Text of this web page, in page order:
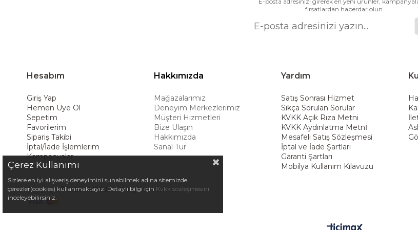
fırsatlardan haberdar olun.
Hesabım
Giriş Yap
Hemen Üye Ol
Sepetim
Favorilerim
Sipariş Takibi
İptal/İade İşlemlerim
Kampanyalar
Hakkımızda
Mağazalarımız
Deneyim Merkezlerimiz
Müşteri Hizmetleri
Bize Ulaşın
Hakkımızda
Sanal Tur
Yardım
Satış Sonrası Hizmet
Sıkça Sorulan Sorular
KVKK Açık Rıza Metni
KVKK Aydınlatma Metnİ
Mesafeli Satış Sözleşmesi
İptal ve İade Şartları
Garanti Şartları
Mobilya Kullanım Kılavuzu
Copyright© 2025 ASHLEY All rights reserved.
Çerez Kullanımı
Sizlere en iyi alışveriş deneyimini sunabilmek adına sitemizde
çerezler(cookies) kullanmaktayız. Detaylı bilgi için Kvkk sözleşmesini
inceleyebilirsiniz.